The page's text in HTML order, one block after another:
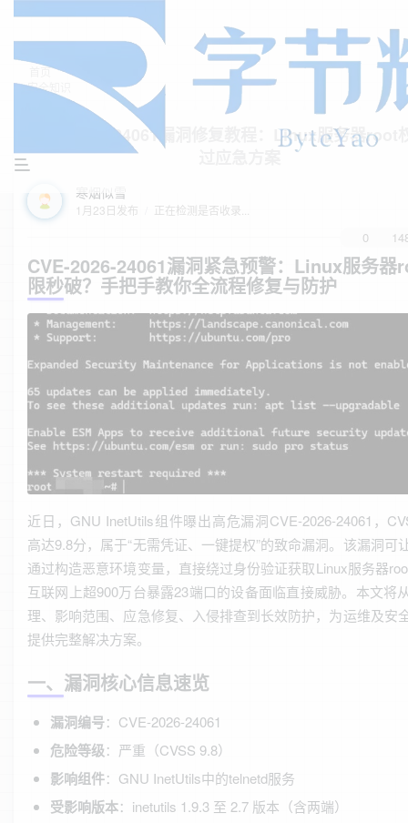
首页
安全知识
CVE-2026-24061漏洞修复教程：Linux服务器root
寒烟似雪
1月23日发布 正在检测是否收录...
0
CVE-2026-24061漏洞紧急预警：Linux服务器
限秒破？手把手教你全流程修复与防护
近日，GNU InetUtils组件曝出高危漏洞CVE-2026-24061，
高达9.8分，属于“无需凭证、一键提权”的致命漏洞。该漏洞可
通过构造恶意环境变量，直接绕过身份验证获取Linux服务器
互联网上超900万台暴露23端口的设备面临直接威胁。本文将
理、影响范围、应急修复、入侵排查到长效防护，为运维及安
提供完整解决方案。
一、漏洞核心信息速览
漏洞编号：CVE-2026-24061
危险等级：严重（CVSS 9.8）
影响组件：GNU InetUtils中的telnetd服务
受影响版本：inetutils 1.9.3 至 2.7 版本（含两端）